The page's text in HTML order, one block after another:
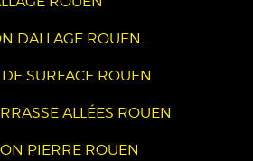
DALLAGE ROUEN
SURFACE ROUEN
ALLÉES ROUEN
PIERRE ROUEN